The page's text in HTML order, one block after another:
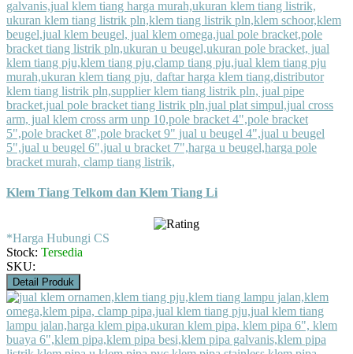
Klem Tiang Telkom dan Klem Tiang Li
*Harga Hubungi CS
Stock: Tersedia
SKU:
Detail Produk